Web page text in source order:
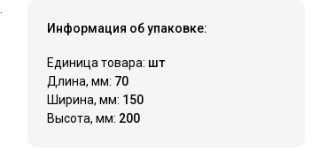
Информация об упаковке:
Единица товара: шт
Длина, мм: 70
Ширина, мм: 150
Высота, мм: 200